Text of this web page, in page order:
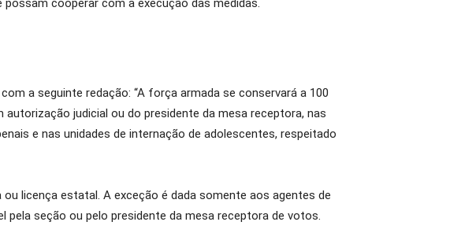
cooperar com a execução das medidas.
a seguinte redação: “A força armada se conservará a 100
judicial ou do presidente da mesa receptora, nas
e nas unidades de internação de adolescentes, respeitado
licença estatal. A exceção é dada somente aos agentes de
pela seção ou pelo presidente da mesa receptora de votos.